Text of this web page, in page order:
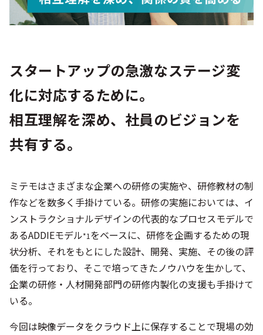
スタートアップの急激なステージ変
化に対応するために。
相互理解を深め、社員のビジョンを
共有する。
ミテモはさまざまな企業への研修の実施や、研修教材の制
作などを数多く手掛けている。研修の実施においては、イ
ンストラクショナルデザインの代表的なプロセスモデルで
あるADDIEモデル*1 をベースに、研修を企画するための現
状分析、それをもとにした設計、開発、実施、その後の評
価を行っており、そこで培ってきたノウハウを生かして、
企業の研修・人材開発部門の研修内製化の支援も手掛けて
いる。
今回は映像データをクラウド上に保存することで現場の効